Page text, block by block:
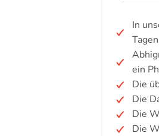
In
ein
Die
Die
Die
Die